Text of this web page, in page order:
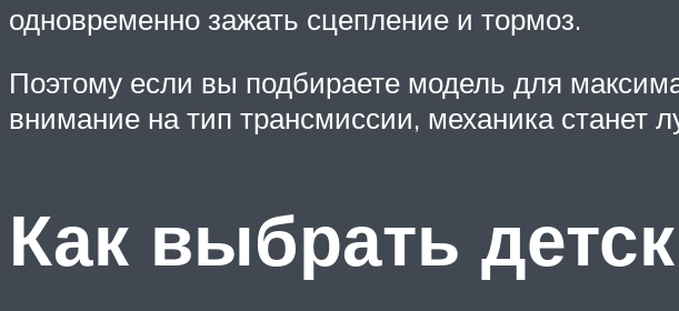
одновременно зажать сцепление и тормоз.
Поэтому если вы подбираете модель для
внимание на тип трансмиссии, механика станет
Как выбрать